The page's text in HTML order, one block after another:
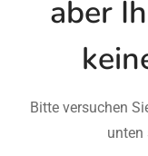
aber
Bitte versuchen
unten